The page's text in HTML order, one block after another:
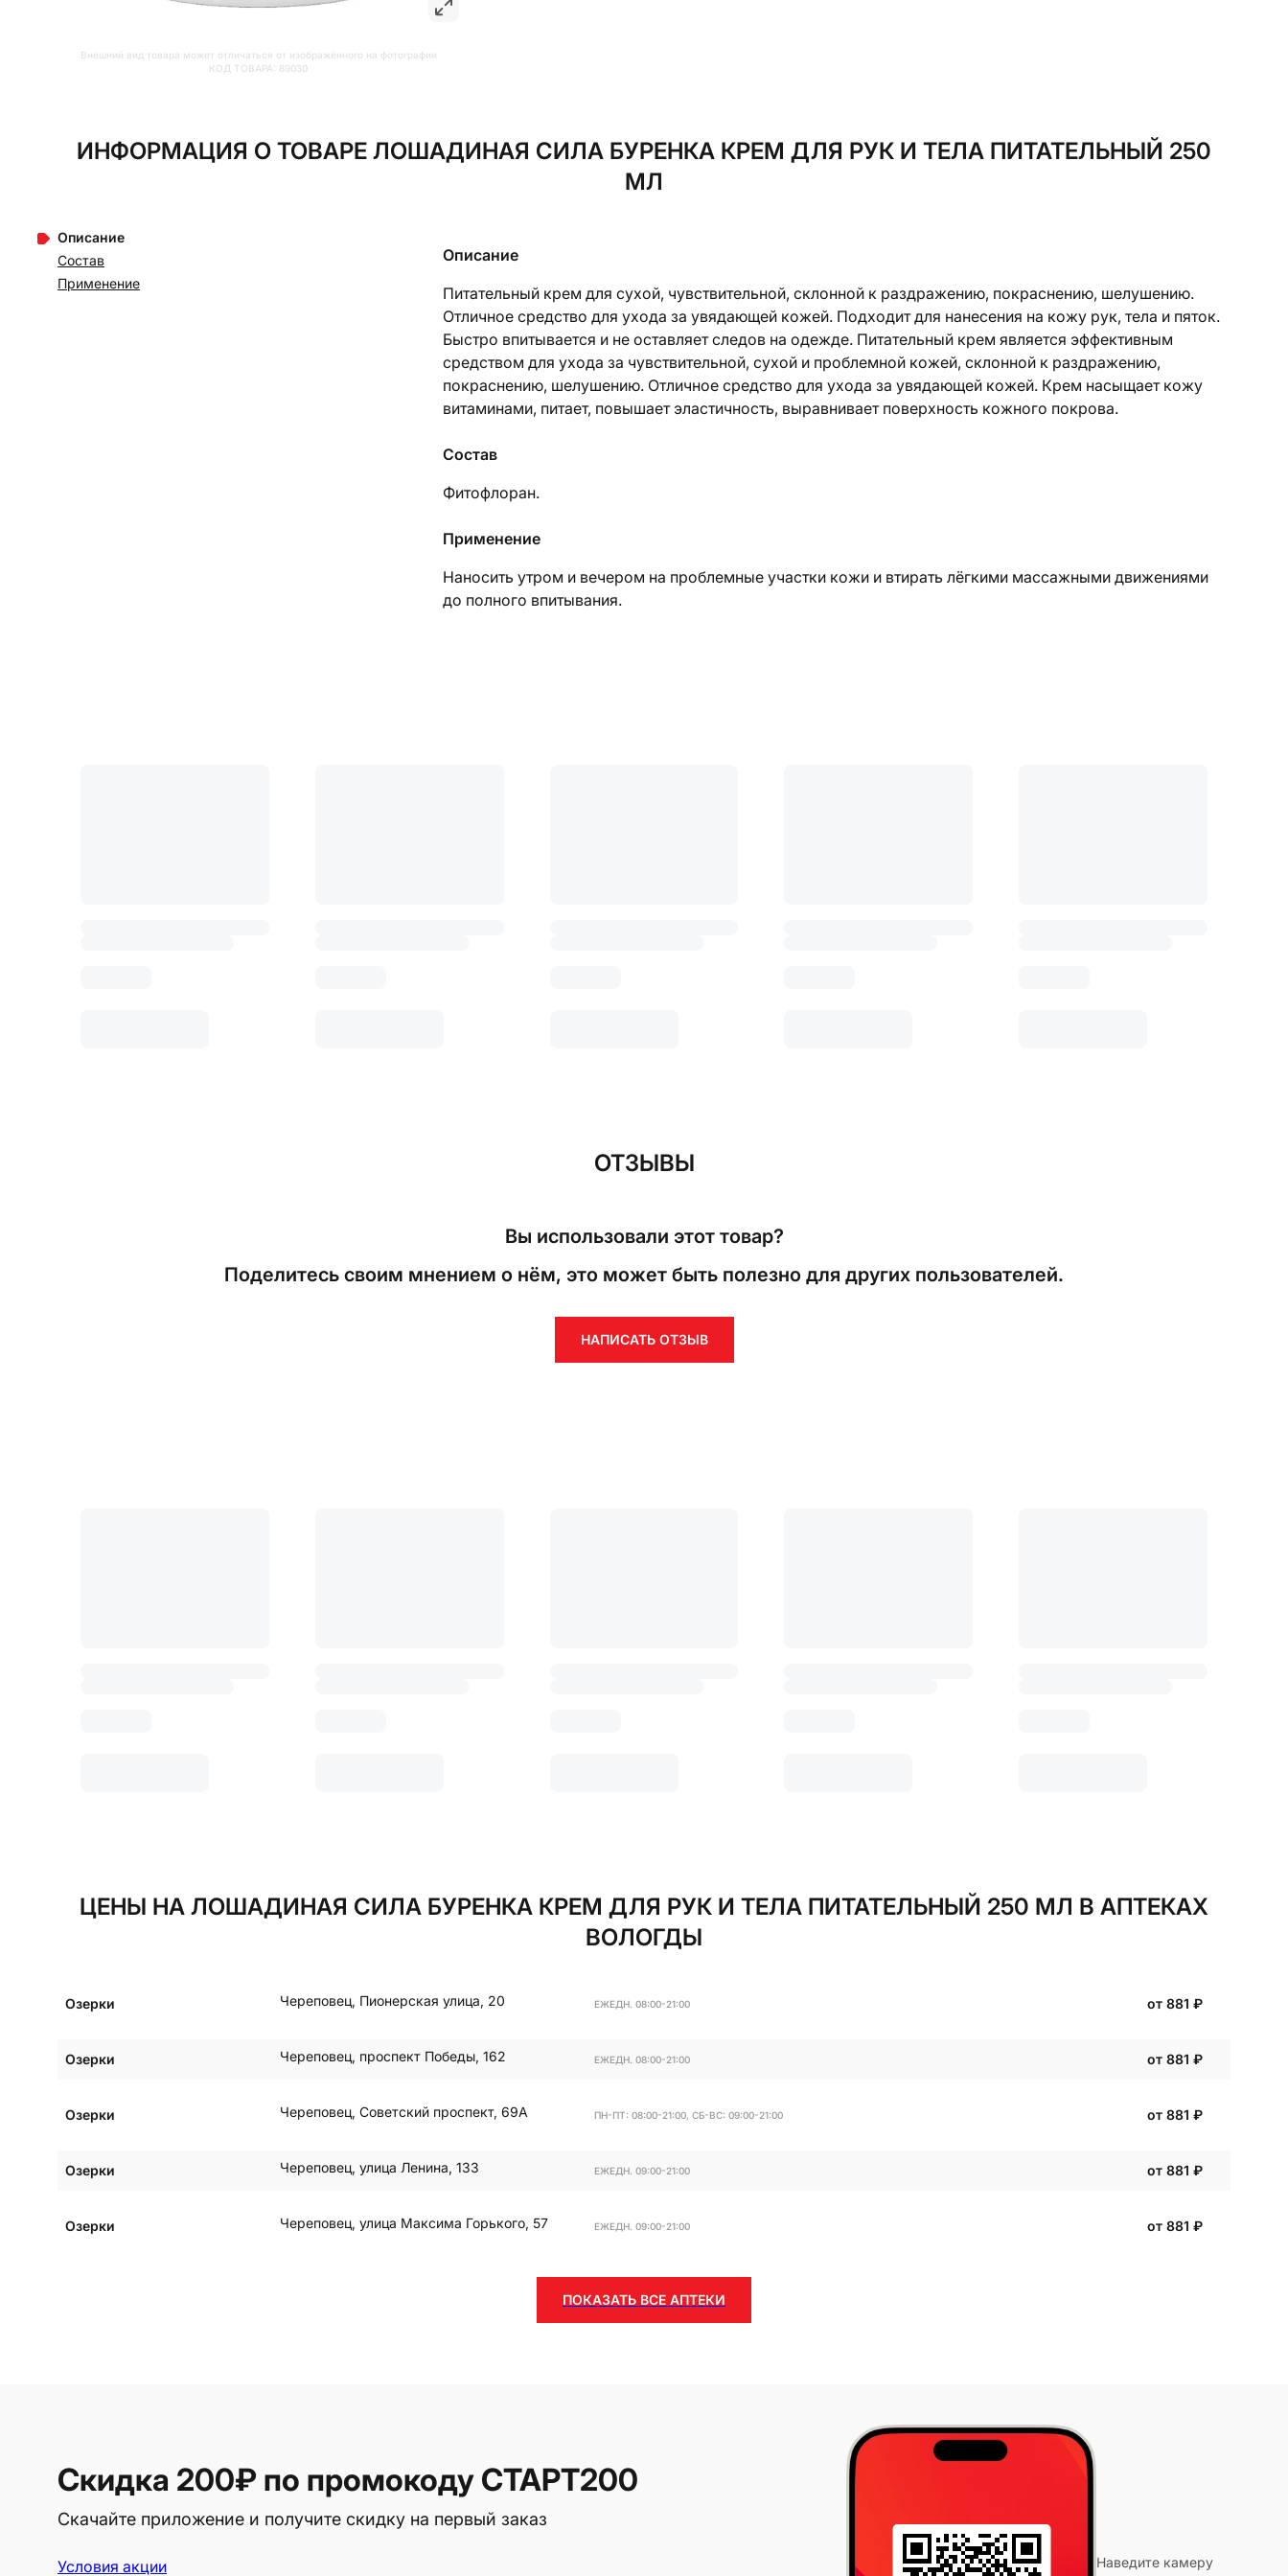
Внешний вид товара может отличаться от изображённого на фотографии
КОД ТОВАРА: 89030
ИНФОРМАЦИЯ О ТОВАРЕ ЛОШАДИНАЯ СИЛА БУРЕНКА КРЕМ ДЛЯ РУК И ТЕЛА ПИТАТЕЛЬНЫЙ 250
МЛ
Описание
Состав
Применение
Описание
Питательный крем для сухой, чувствительной, склонной к раздражению, покраснению, шелушению.
Отличное средство для ухода за увядающей кожей. Подходит для нанесения на кожу рук, тела и пяток.
Быстро впитывается и не оставляет следов на одежде. Питательный крем является эффективным
средством для ухода за чувствительной, сухой и проблемной кожей, склонной к раздражению,
покраснению, шелушению. Отличное средство для ухода за увядающей кожей. Крем насыщает кожу
витаминами, питает, повышает эластичность, выравнивает поверхность кожного покрова.
Состав
Фитофлоран.
Применение
Наносить утром и вечером на проблемные участки кожи и втирать лёгкими массажными движениями
до полного впитывания.
ОТЗЫВЫ
Вы использовали этот товар?
Поделитесь своим мнением о нём, это может быть полезно для других пользователей.
НАПИСАТЬ ОТЗЫВ
ЦЕНЫ НА ЛОШАДИНАЯ СИЛА БУРЕНКА КРЕМ ДЛЯ РУК И ТЕЛА ПИТАТЕЛЬНЫЙ 250 МЛ В АПТЕКАХ
ВОЛОГДЫ
Озерки Череповец, Пионерская улица, 20 ЕЖЕДН. 08:00-21:00 от 881 ₽
Озерки Череповец, проспект Победы, 162 ЕЖЕДН. 08:00-21:00 от 881 ₽
Озерки Череповец, Советский проспект, 69А ПН-ПТ: 08:00-21:00, СБ-ВС: 09:00-21:00 от 881 ₽
Озерки Череповец, улица Ленина, 133 ЕЖЕДН. 09:00-21:00 от 881 ₽
Озерки Череповец, улица Максима Горького, 57 ЕЖЕДН. 09:00-21:00 от 881 ₽
ПОКАЗАТЬ ВСЕ АПТЕКИ
Скидка 200₽ по промокоду СТАРТ200
Скачайте приложение и получите скидку на первый заказ
Условия акции
Наведите камеру